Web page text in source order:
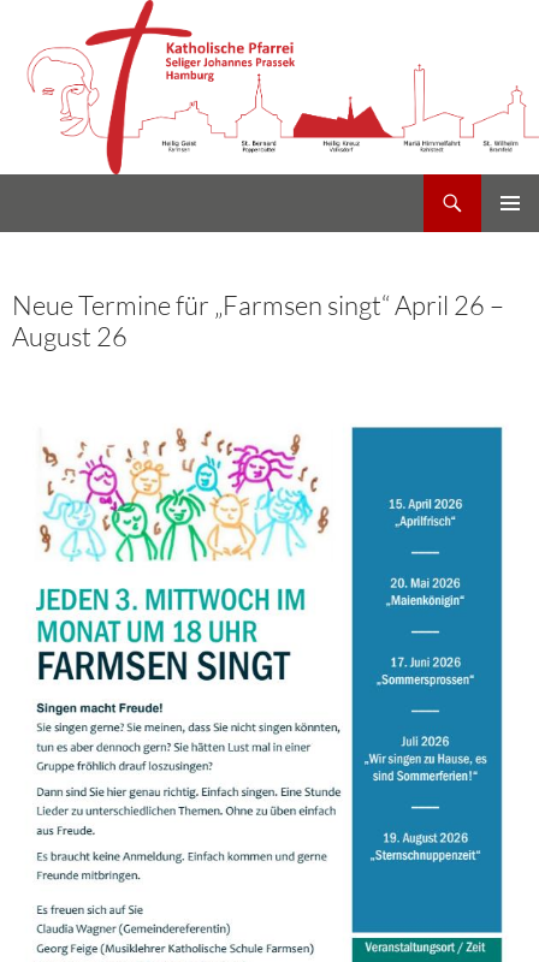
Neue Termine für „Farmsen singt“ April 26 –
August 26